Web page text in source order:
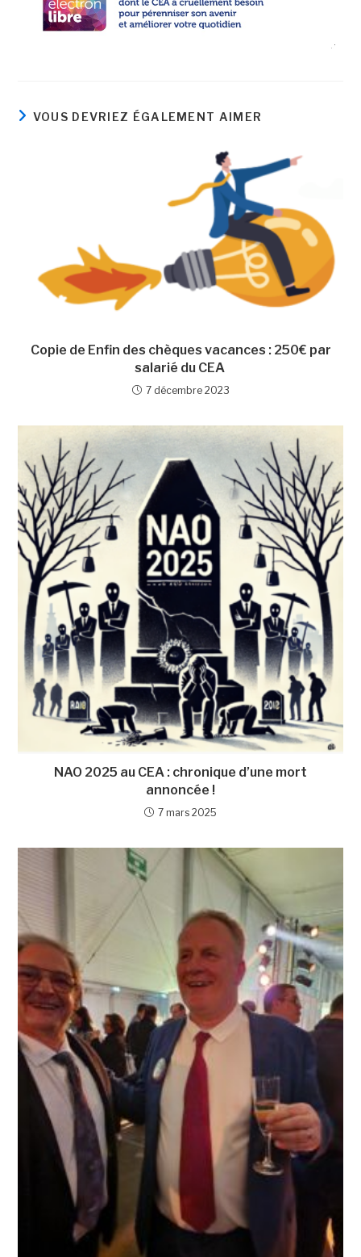
VOUS DEVRIEZ ÉGALEMENT AIMER
Copie de Enfin des chèques vacances : 250€ par
salarié du CEA
7 décembre 2023
NAO 2025 au CEA : chronique d’une mort
annoncée !
7 mars 2025